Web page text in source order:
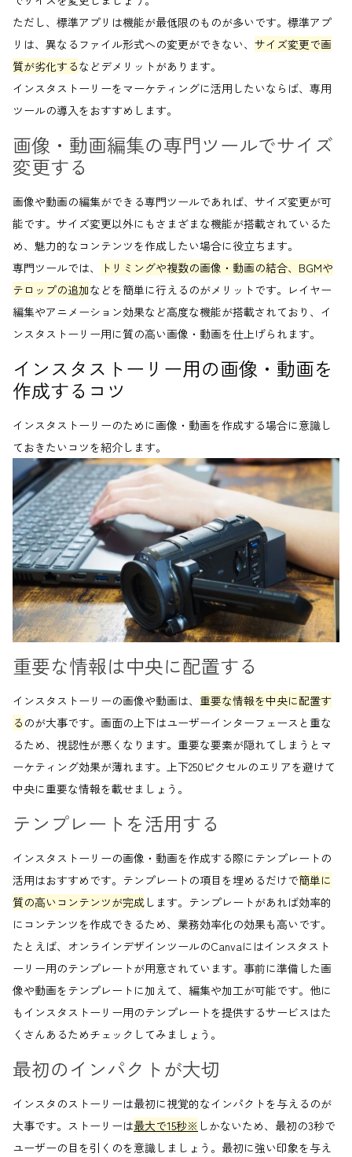
ただし、標準アプリは機能が最低限のものが多いです。標準アプ
リは、異なるファイル形式への変更ができない、 サイズ変更で画
質が劣化するなどデメリットがあります。
インスタストーリーをマーケティングに活用したいならば、専用
ツールの導入をおすすめします。
画像・動画編集の専門ツールでサイズ
変更する
画像や動画の編集ができる専門ツールであれば、サイズ変更が可
能です。サイズ変更以外にもさまざまな機能が搭載されているた
め、魅力的なコンテンツを作成したい場合に役立ちます。
専門ツールでは、
トリミングや複数の画像・動画の結合、BGMや
テロップの追加などを簡単に行えるのがメリットです。レイヤー
編集やアニメーション効果など高度な機能が搭載されており、イ
ンスタストーリー用に質の高い画像・動画を仕上げられます。
インスタストーリー用の画像・動画を
作成するコツ
インスタストーリーのために画像・動画を作成する場合に意識し
ておきたいコツを紹介します。
重要な情報は中央に配置する
インスタストーリーの画像や動画は、 重要な情報を中央に配置す
る のが大事です。画面の上下はユーザーインターフェースと重な
るため、視認性が悪くなります。重要な要素が隠れてしまうとマ
ーケティング効果が薄れます。上下250ピクセルのエリアを避けて
中央に重要な情報を載せましょう。
テンプレートを活用する
インスタストーリーの画像・動画を作成する際にテンプレートの
活用はおすすめです。テンプレートの項目を埋めるだけで簡単に
質の高いコンテンツが完成 します。テンプレートがあれば効率的
にコンテンツを作成できるため、業務効率化の効果も高いです。
たとえば、オンラインデザインツールのCanvaにはインスタスト
ーリー用のテンプレートが用意されています。事前に準備した画
像や動画をテンプレートに加えて、編集や加工が可能です。他に
もインスタストーリー用のテンプレートを提供するサービスはた
くさんあるためチェックしてみましょう。
最初のインパクトが大切
インスタのストーリーは最初に視覚的なインパクトを与えるのが
大事です。ストーリーは最大で15秒※ しかないため、最初の3秒で
ユーザーの目を引くのを意識しましょう。 最初に強い印象を与え